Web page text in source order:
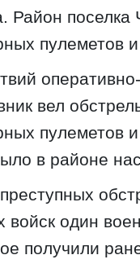
Район
пулеметов
вел
пулеметов
в районе
войск один
получили